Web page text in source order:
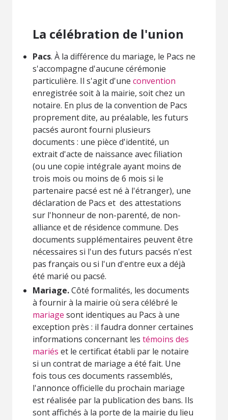
La célébration de l'union
Pacs. À la différence du mariage, le Pacs ne
s'accompagne d'aucune cérémonie
particulière. Il s'agit d'une convention
enregistrée soit à la mairie, soit chez un
notaire. En plus de la convention de Pacs
proprement dite, au préalable, les futurs
pacsés auront fourni plusieurs
documents : une pièce d'identité, un
extrait d'acte de naissance avec filiation
(ou une copie intégrale ayant moins de
trois mois ou moins de 6 mois si le
partenaire pacsé est né à l'étranger), une
déclaration de Pacs et des attestations
sur l'honneur de non-parenté, de non-
alliance et de résidence commune. Des
documents supplémentaires peuvent être
nécessaires si l'un des futurs pacsés n'est
pas français ou si l'un d'entre eux a déjà
été marié ou pacsé.
Mariage.Côté formalités, les documents
à fournir à la mairie où sera célébré le
mariage sont identiques au Pacs à une
exception près : il faudra donner certaines
informations concernant les témoins des
mariés et le certificat établi par le notaire
si un contrat de mariage a été fait. Une
fois tous ces documents rassemblés,
l'annonce officielle du prochain mariage
est réalisée par la publication des bans. Ils
sont affichés à la porte de la mairie du lieu